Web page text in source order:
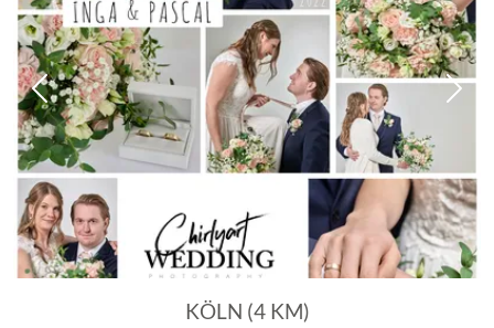
Vorheriges Bild
KÖLN (4 KM)